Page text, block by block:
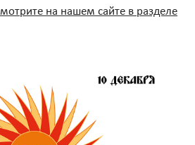
на нашем сайте в разделе